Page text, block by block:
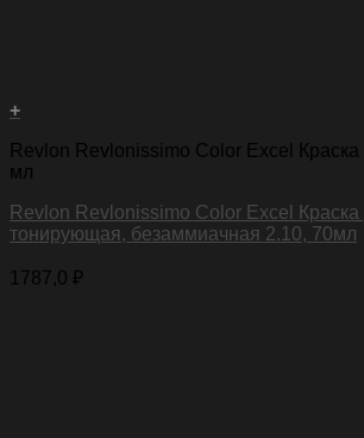
+
Revlon Revlonissimo Color Excel
мл
Revlon Revlonissimo Color Excel Краска
тонирующая, безаммиачная 2.10, 70мл
1787,0 ₽